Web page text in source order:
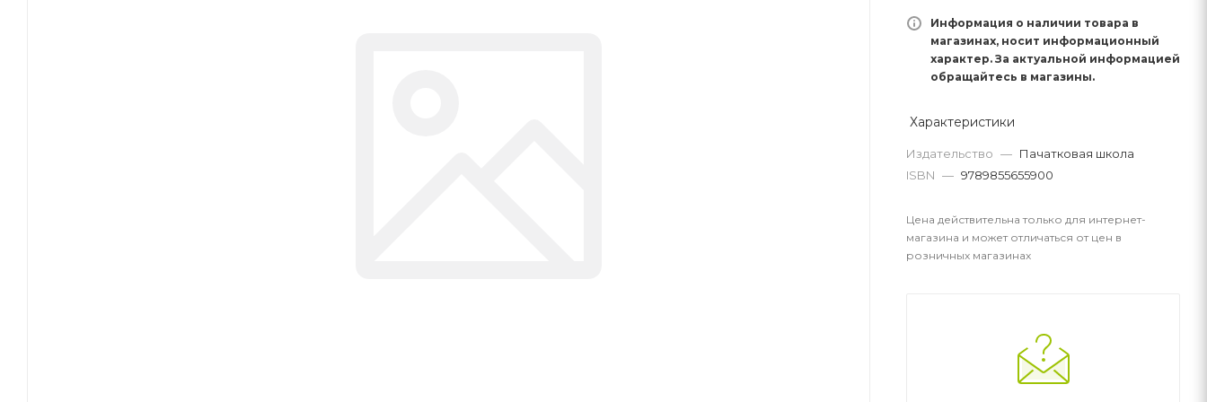
Информация о наличии товара в
магазинах, носит информационный
характер. За актуальной информацией
обращайтесь в магазины.
Характеристики
Издательство — Пачатковая школа
ISBN — 9789855655900
Цена действительна только для интернет-
магазина и может отличаться от цен в
розничных магазинах